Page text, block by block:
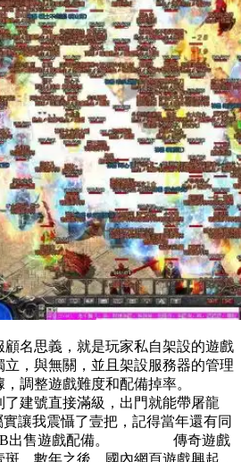
名思義，就是玩家私自架設的遊戲
立，與無關，並且架設服務器的管理
，調整遊戲難度和配備掉率。
建號直接滿級，出門就能帶屠龍
讓我震懾了壹把，記得當年還有同
出售遊戲配備。 傳奇遊戲
，數年之後，國內網頁遊戲興起，